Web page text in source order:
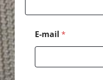
E-mail *